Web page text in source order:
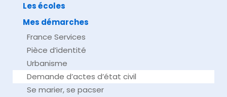
Les écoles
Mes démarches
France Services
Pièce d’identité
Urbanisme
Demande d’actes d’état civil
Se marier, se pacser